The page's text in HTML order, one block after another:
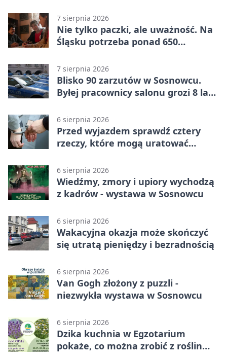
7 sierpnia 2026
Nie tylko paczki, ale uważność. Na
Śląsku potrzeba ponad 650
7 sierpnia 2026
Blisko 90 zarzutów w Sosnowcu.
Byłej pracownicy salonu grozi 8 lat
6 sierpnia 2026
Przed wyjazdem sprawdź cztery
rzeczy, które mogą uratować
6 sierpnia 2026
Wiedźmy, zmory i upiory wychodzą
z kadrów - wystawa w Sosnowcu
6 sierpnia 2026
Wakacyjna okazja może skończyć
się utratą pieniędzy i bezradnością
6 sierpnia 2026
Van Gogh złożony z puzzli -
niezwykła wystawa w Sosnowcu
6 sierpnia 2026
Dzika kuchnia w Egzotarium
pokaże, co można zrobić z roślin